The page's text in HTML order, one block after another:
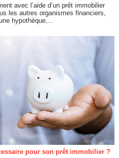
avec l’aide d’un prêt immobilier
les autres organismes financiers,
hypothèque,...
pour son prêt immobilier ?